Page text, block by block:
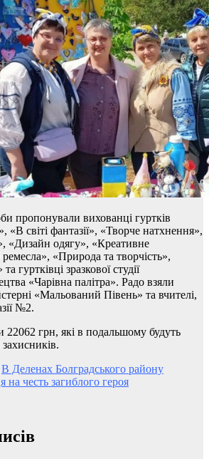
пропонували вихованці гуртків
«В світі фантазії», «Творче натхнення»,
«Дизайн одягу», «Креативне
«Природа та творчість»,
гуртківці зразкової студії
«Чарівна палітра». Радо взяли
«Мальований Півень» та вчителі,
№2.
22062 грн, які в подальшому будуть
В Деленах Болградського району
на честь загиблого героя